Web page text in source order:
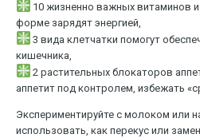
10 жизненно важных витаминов
форме зарядят энергией,
3 вида клетчатки помогут
кишечника,
2 растительных блокаторов
аппетит под контролем, избежать
Экспериментируйте с молоком или
использовать, как перекус или